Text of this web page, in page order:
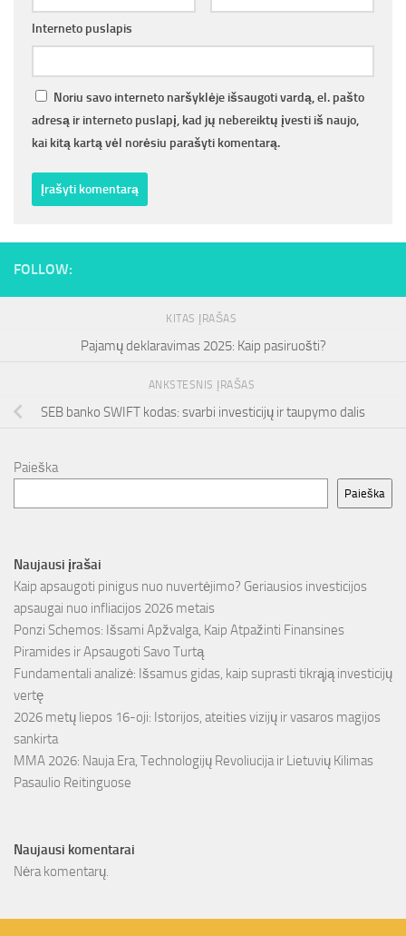
Interneto puslapis
Noriu savo interneto naršyklėje išsaugoti vardą, el. pašto
adresą ir interneto puslapį, kad jų nebereiktų įvesti iš naujo,
kai kitą kartą vėl norėsiu parašyti komentarą.
FOLLOW:
KITAS ĮRAŠAS
Pajamų deklaravimas 2025: Kaip pasiruošti?
ANKSTESNIS ĮRAŠAS
SEB banko SWIFT kodas: svarbi investicijų ir taupymo dalis
Paieška
Paieška
Naujausi įrašai
Kaip apsaugoti pinigus nuo nuvertėjimo? Geriausios investicijos
apsaugai nuo infliacijos 2026 metais
Ponzi Schemos: Išsami Apžvalga, Kaip Atpažinti Finansines
Piramides ir Apsaugoti Savo Turtą
Fundamentali analizė: Išsamus gidas, kaip suprasti tikrąją investicijų
vertę
2026 metų liepos 16-oji: Istorijos, ateities vizijų ir vasaros magijos
sankirta
MMA 2026: Nauja Era, Technologijų Revoliucija ir Lietuvių Kilimas
Pasaulio Reitinguose
Naujausi komentarai
Nėra komentarų.